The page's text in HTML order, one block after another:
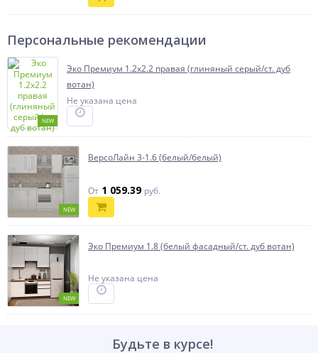
Персональные рекомендации
NEW
Эко Премиум 1.2x2.2 правая (глиняный серый/ст. дуб
вотан)
Не указана цена
NEW
ВерсоЛайн 3-1.6 (белый/белый)
От 1 059.39 руб.
NEW
Эко Премиум 1.8 (белый фасадный/ст. дуб вотан)
Не указана цена
Будьте в курсе!